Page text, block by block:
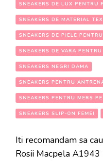
SNEAKERS DE LUX PENTRU
SNEAKERS DE MATERIAL
SNEAKERS DE PIELE
SNEAKERS DE VARA PENTRU
SNEAKERS NEGRI DAMA
SNEAKERS PENTRU
SNEAKERS PENTRU MERS PE
SNEAKERS SLIP-ON FEMEI
Iti recomandam sa
Rosii Macpela